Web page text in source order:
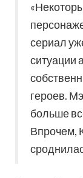
сериал
ситуации
героев.
больше
Впрочем,